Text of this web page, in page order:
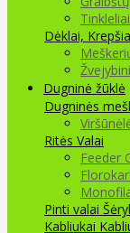
Dėklai,
Dugninė žūklė
Dugninės
Ritės Valai
Feeder
Pinti valai
Kabliukai